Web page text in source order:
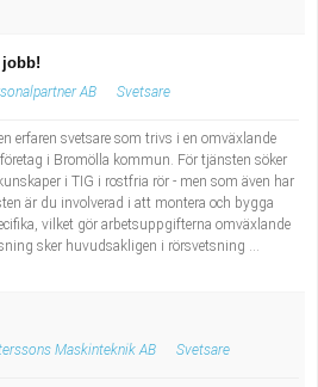
jobb!
AB Svetsare
erfaren svetsare som trivs i en omväxlande
i Bromölla kommun. För tjänsten söker
i TIG i rostfria rör - men som även har
är du involverad i att montera och bygga
vilket gör arbetsuppgifterna omväxlande
sker huvudsakligen i rörsvetsning ...
Maskinteknik AB Svetsare